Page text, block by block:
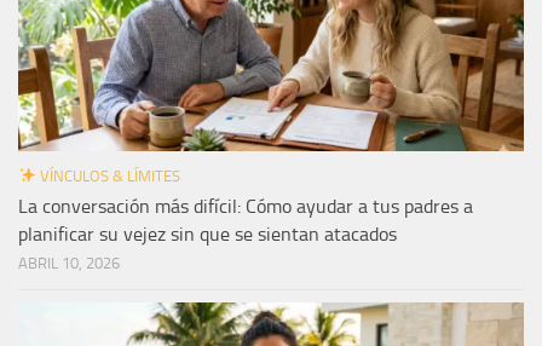
VÍNCULOS & LÍMITES
La conversación más difícil: Cómo ayudar a tus padres a
planificar su vejez sin que se sientan atacados
ABRIL 10, 2026